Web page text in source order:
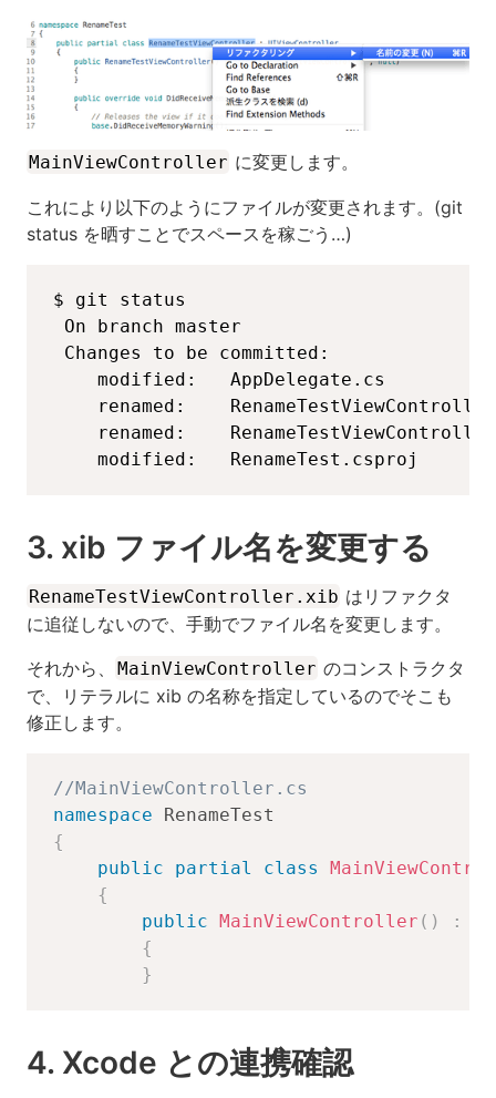
MainViewController に変更します。
これにより以下のようにファイルが変更されます。(git
status を晒すことでスペースを稼ごう…)
$ git status
On branch master
Changes to be committed:
	modified:   RenameTest.csproj
3. xib ファイル名を変更する
RenameTestViewController.xib はリファクタ
に追従しないので、手動でファイル名を変更します。
それから、
MainViewController のコンストラクタ
で、リテラルに xib の名称を指定しているのでそこも
修正します。
//MainViewController.cs
namespace
RenameTest
{
public
partial class
{
public MainViewController ( ) :
{
}
4. Xcode との連携確認